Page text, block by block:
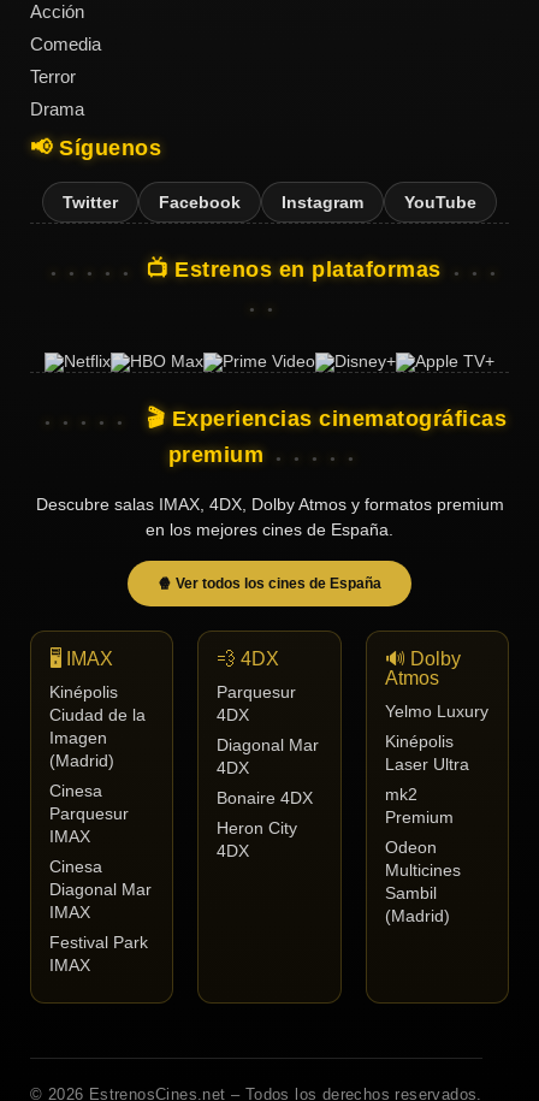
Acción
Comedia
Terror
Drama
📢 Síguenos
Twitter Facebook Instagram YouTube
📺 Estrenos en plataformas
🎬 Experiencias cinematográficas
premium
Descubre salas IMAX, 4DX, Dolby Atmos y formatos premium
en los mejores cines de España.
🍿 Ver todos los cines de España
🖥️ IMAX
Kinépolis
Ciudad de la
Imagen
(Madrid)
Cinesa
Parquesur
IMAX
Cinesa
Diagonal Mar
IMAX
Festival Park
IMAX
💨 4DX
Parquesur
4DX
Diagonal Mar
4DX
Bonaire 4DX
Heron City
4DX
🔊 Dolby
Atmos
Yelmo Luxury
Kinépolis
Laser Ultra
mk2
Premium
Odeon
Multicines
Sambil
(Madrid)
© 2026 EstrenosCines.net – Todos los derechos reservados.